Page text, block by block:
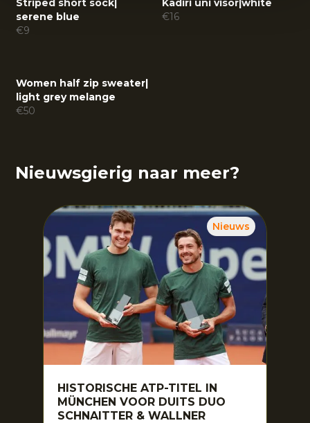
Striped short sock|
serene blue
€9
Kadiri uni visor white
€16
Women half zip sweater|
light grey melange
€50
Nieuwsgierig naar meer?
Nieuws
HISTORISCHE ATP-TITEL IN
MÜNCHEN VOOR DUITS DUO
SCHNAITTER & WALLNER